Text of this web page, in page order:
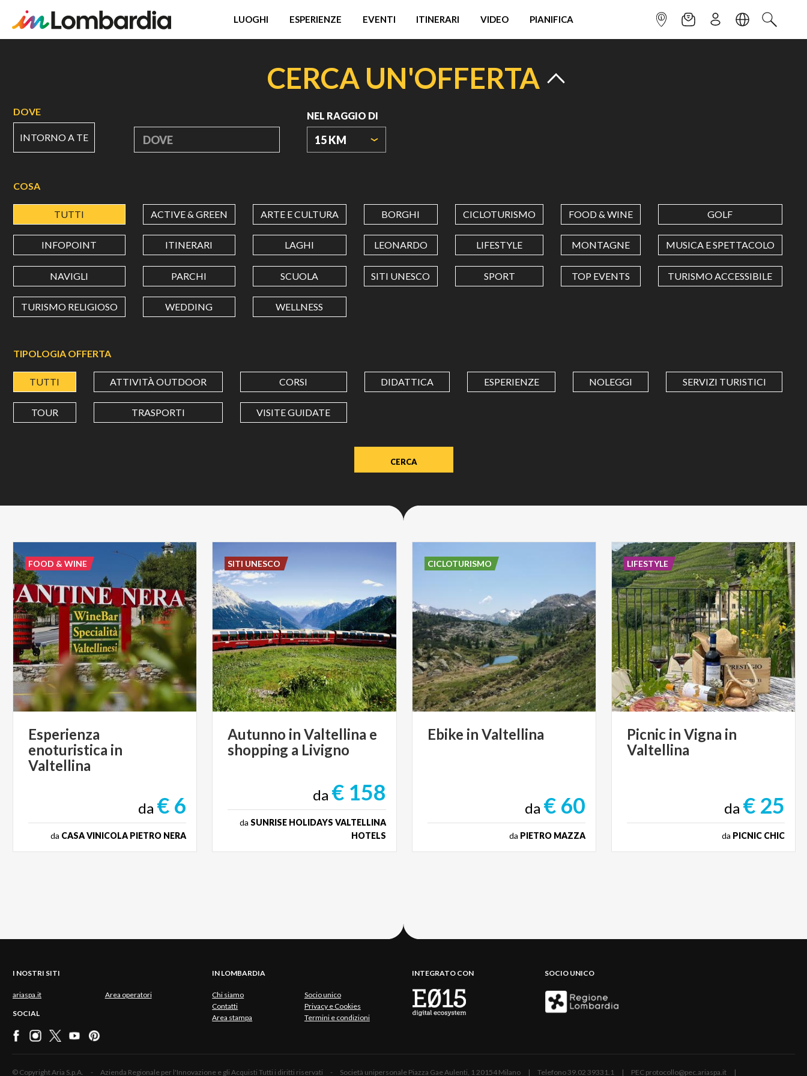
LUOGHI ESPERIENZE EVENTI ITINERARI VIDEO PIANIFICA INFOPOINTNEWSLETTER
ISCRIVITILINGUACERCA
CERCA UN'OFFERTA
DOVE
INTORNO A TE DOVE
NEL RAGGIO DI
15 KM
LONGITUDINE
degrees.
dot
(.)
COSA
TUTTI ACTIVE & GREEN ARTE E CULTURA BORGHI CICLOTURISMO FOOD & WINE GOLF
INFOPOINT ITINERARI LAGHI LEONARDO LIFESTYLE MONTAGNE MUSICA E SPETTACOLO
NAVIGLI PARCHI SCUOLA SITI UNESCO SPORT TOP EVENTS TURISMO ACCESSIBILE
TURISMO RELIGIOSO WEDDING WELLNESS
TIPOLOGIA OFFERTA
TUTTI ATTIVITÀ OUTDOOR CORSI DIDATTICA ESPERIENZE NOLEGGI SERVIZI TURISTICI
TOUR TRASPORTI VISITE GUIDATE
Esperienza
enoturistica in
Valtellina
da € 6
da CASA VINICOLA PIETRO NERA
FOOD & WINE
Autunno in Valtellina e
shopping a Livigno
da € 158
da SUNRISE HOLIDAYS VALTELLINA
HOTELS
SITI UNESCO
Ebike in Valtellina
da € 60
da PIETRO MAZZA
CICLOTURISMO
Picnic in Vigna in
Valtellina
da € 25
da PICNIC CHIC
LIFESTYLE
I NOSTRI SITI
ariaspa.it Area operatori
SOCIAL
IN LOMBARDIA
Chi siamo
Socio unico
Contatti
Privacy e Cookies
Area stampa
Termini e condizioni
INTEGRATO CON SOCIO UNICO
© Copyright Aria S.p.A. - Azienda Regionale per l'Innovazione e gli Acquisti Tutti i diritti riservati - Società unipersonale Piazza Gae Aulenti, 1 20154 Milano | Telefono 39.02 39331.1 | PEC protocollo@pec.ariaspa.it |